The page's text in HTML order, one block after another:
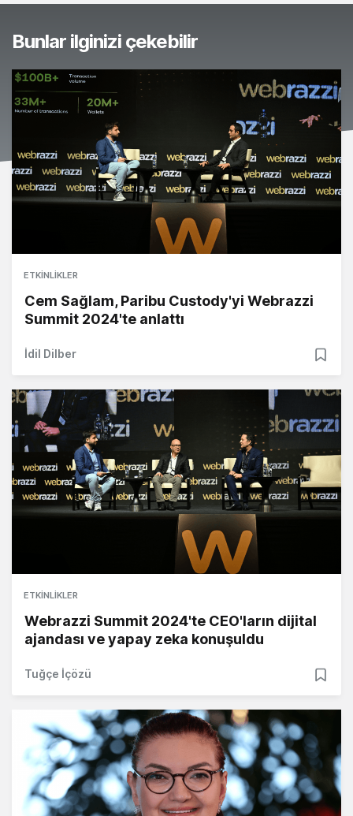
Bunlar ilginizi çekebilir
ETKINLIKLER
Cem Sağlam, Paribu Custody'yi Webrazzi
Summit 2024'te anlattı
İdil Dilber
ETKINLIKLER
Webrazzi Summit 2024'te CEO'ların dijital
ajandası ve yapay zeka konuşuldu
Tuğçe İçözü